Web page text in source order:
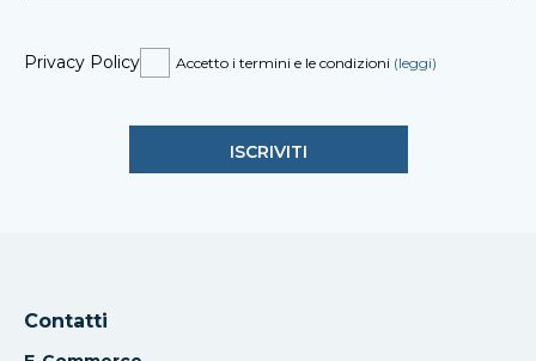
Privacy Policy Accetto i termini e le condizioni (leggi)
Contatti